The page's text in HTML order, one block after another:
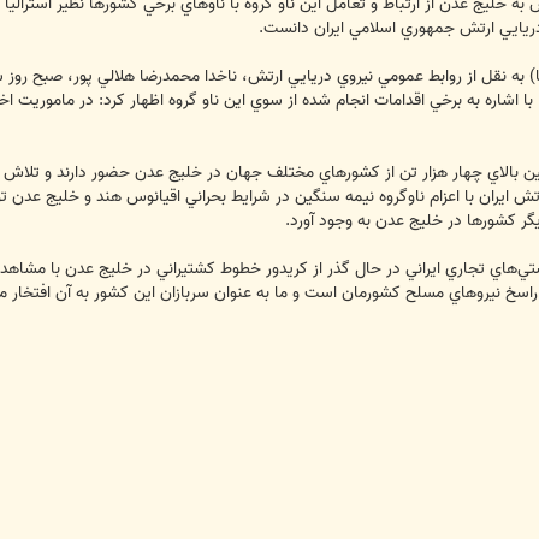
ارتش جمهوري اسلامي ايران دانست.
به نقل از روابط عمومي نيروي دريايي ارتش، ناخدا محمدرضا هلالي پور، صبح
بالاي چهار هزار تن از كشورهاي مختلف جهان در خليج عدن حضور دارند و تلاش
ايران با اعزام ناوگروه نيمه ‌سنگين در شرايط بحراني اقيانوس هند و خليج عدن
كشورها در خليج عدن به وجود آورد.
تجاري ايراني در حال گذر از كريدور خطوط كشتيراني در خليج عدن با
نيروهاي مسلح كشورمان است و ما به عنوان سربازان اين كشور به آن افتخار